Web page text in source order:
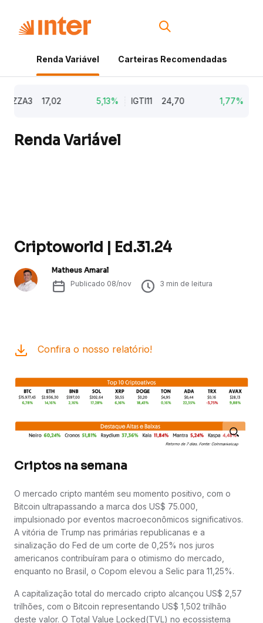
Renda Variável Carteiras Recomendadas
17,02 5,13% IGTI11 24,70 1,77%
Renda Variável
Criptoworld | Ed.31.24
Matheus Amaral
Publicado 08/nov 3 min de leitura
Confira o nosso relatório!
Criptos na semana
O mercado cripto mantém seu momento positivo, com o
Bitcoin ultrapassando a marca dos US$ 75.000,
impulsionado por eventos macroeconômicos significativos.
A vitória de Trump nas primárias republicanas e a
sinalização do Fed de um corte de 0,25% nos juros
americanos contribuíram para o otimismo do mercado,
enquanto no Brasil, o Copom elevou a Selic para 11,25%.
A capitalização total do mercado cripto alcançou US$ 2,57
trilhões, com o Bitcoin representando US$ 1,502 trilhão
deste valor. O Total Value Locked(TVL) no ecossistema